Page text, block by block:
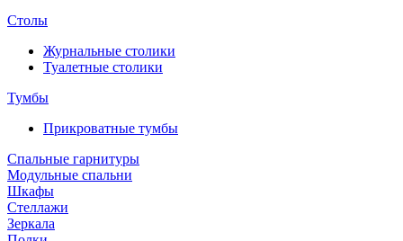
Столы
Журнальные столики
Туалетные столики
Тумбы
Прикроватные тумбы
Спальные гарнитуры
Модульные спальни
Шкафы
Стеллажи
Зеркала